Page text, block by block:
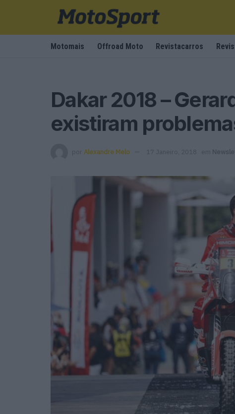
Motomais Offroad Moto Revistacarros
Dakar 2018 –
existiram
por Alexandre Melo 17 Janeiro, 2018 em